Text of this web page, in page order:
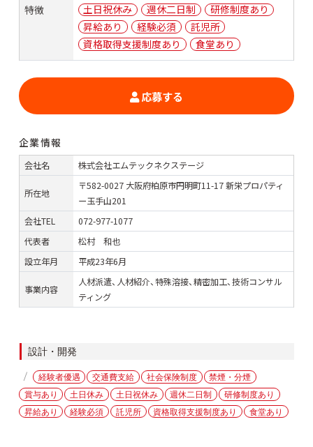
特徴
土日祝休み
週休二日制
研修制度あり
昇給あり
経験必須
託児所
資格取得支援制度あり
食堂あり
応募する
企業情報
会社名 株式会社エムテックネクステージ
所在地
〒582-0027 大阪府柏原市円明町11-17 新栄プロパティ
ー玉手山201
会社TEL
072-977-1077
代表者
松村 和也
設立年月
平成23年6月
事業内容
人材派遣、人材紹介、特殊溶接、精密加工、技術コンサル
ティング
ゴ
リ
ー
設計・開発
タ
グ
経験者優遇 交通費支給 社会保険制度
禁煙・分煙
賞与あり
土日休み 土日祝休み 週休二日制
研修制度あり
昇給あり
経験必須 託児所 資格取得支援制度あり 食堂あり